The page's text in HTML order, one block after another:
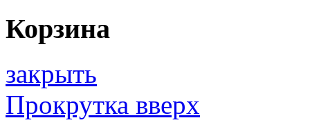
Корзина
закрыть
Прокрутка вверх